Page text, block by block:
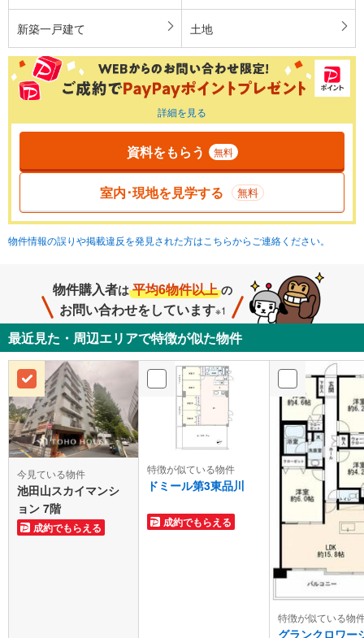
新築一戸建て 土地
詳細を見る
資料をもらう 無料
室内･現地を見学する 無料
物件情報の誤りや掲載違反を発見された方はこちらからご連絡ください。
物件購入者は 平均6物件以上 の
お問い合わせをしています※1
最近見た・周辺エリアで特徴が似た物件
今見ている物件
池田山スカイマンシ
ョン 7階
成約でもらえる
特徴が似ている物件
ドミール第3東品川
成約でもらえる
特徴が似ている物
グランクロワー